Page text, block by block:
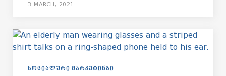
3 MARCH, 2021
ᲡᲝᲪᲘᲐᲚᲣᲠᲘ ᲛᲐᲠᲙᲔᲢᲘᲜᲒᲘ